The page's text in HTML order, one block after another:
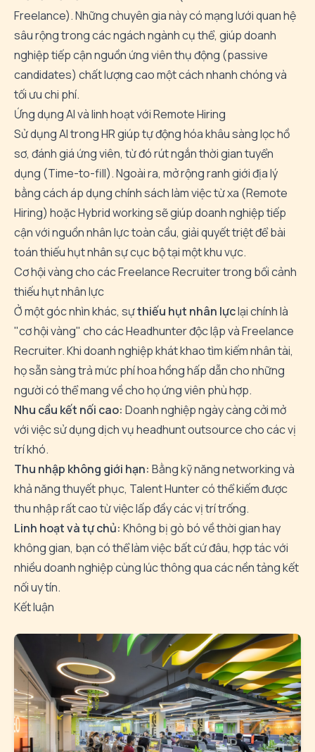
Freelance). Những chuyên gia này có mạng lưới quan hệ
sâu rộng trong các ngách ngành cụ thể, giúp doanh
nghiệp tiếp cận nguồn ứng viên thụ động (passive
candidates) chất lượng cao một cách nhanh chóng và
tối ưu chi phí.
Ứng dụng AI và linh hoạt với Remote Hiring
Sử dụngAI trong HRgiúp tự động hóa khâu sàng lọc hồ
sơ, đánh giá ứng viên, từ đó rút ngắn thời gian tuyển
dụng (Time-to-fill). Ngoài ra, mở rộng ranh giới địa lý
bằng cách áp dụng chính sách làm việc từ xa (Remote
Hiring) hoặc Hybrid working sẽ giúp doanh nghiệp tiếp
cận với nguồn nhân lực toàn cầu, giải quyết triệt để bài
toán thiếu hụt nhân sự cục bộ tại một khu vực.
Cơ hội vàng cho các Freelance Recruiter trong bối cảnh
thiếu hụt nhân lực
Ở một góc nhìn khác, sựthiếu hụt nhân lựclại chính là
"cơ hội vàng" cho các Headhunter độc lập và Freelance
Recruiter. Khi doanh nghiệp khát khao tìm kiếm nhân tài,
họ sẵn sàng trả mức phí hoa hồng hấp dẫn cho những
người có thể mang về cho họ ứng viên phù hợp.
Nhu cầu kết nối cao: Doanh nghiệp ngày càng cởi mở
với việc sử dụng dịch vụ headhunt outsource cho các vị
trí khó.
Thu nhập không giới hạn: Bằng kỹ năng networking và
khả năng thuyết phục, Talent Hunter có thể kiếm được
thu nhập rất cao từ việc lấp đầy các vị trí trống.
Linh hoạt và tự chủ: Không bị gò bó về thời gian hay
không gian, bạn có thể làm việc bất cứ đâu, hợp tác với
nhiều doanh nghiệp cùng lúc thông qua các nền tảng kết
nối uy tín.
Kết luận